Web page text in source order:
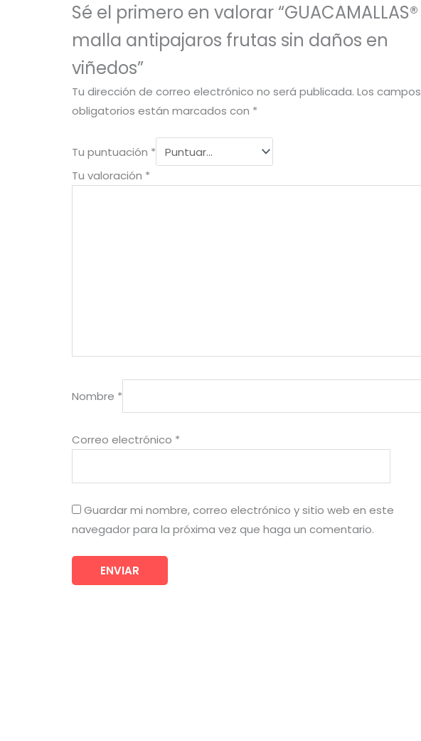
Sé el primero en valorar “GUACAMALLAS®
malla antipajaros frutas sin daños en
viñedos”
Tu dirección de correo electrónico no será publicada. Los campos
obligatorios están marcados con *
Tu puntuación *
Tu valoración *
Nombre *
Correo electrónico *
Guardar mi nombre, correo electrónico y sitio web en este
navegador para la próxima vez que haga un comentario.